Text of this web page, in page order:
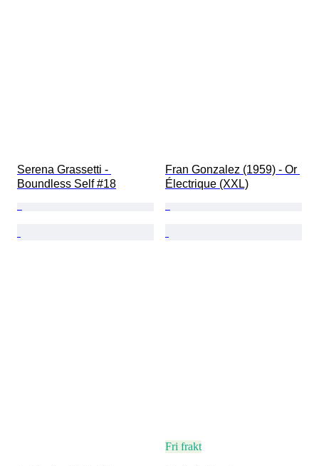
Serena Grassetti -
Boundless Self #18
Fran Gonzalez (1959) - Or
Électrique (XXL)
Fri frakt